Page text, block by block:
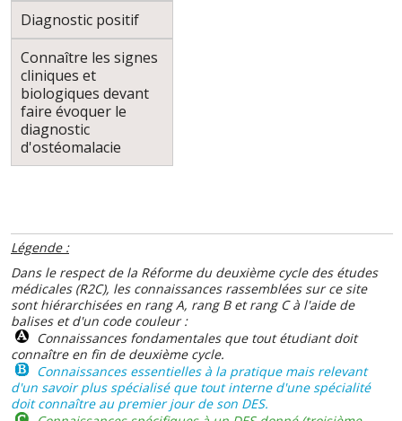
Diagnostic positif
Connaître les signes
cliniques et
biologiques devant
faire évoquer le
diagnostic
d'ostéomalacie
Légende :
Dans le respect de la Réforme du deuxième cycle des études
médicales (R2C), les connaissances rassemblées sur ce site
sont hiérarchisées en rang A, rang B et rang C à l'aide de
balises et d'un code couleur :
Connaissances fondamentales que tout étudiant doit
connaître en fin de deuxième cycle.
Connaissances essentielles à la pratique mais relevant
d'un savoir plus spécialisé que tout interne d'une spécialité
doit connaître au premier jour de son DES.